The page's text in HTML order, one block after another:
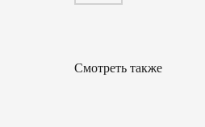
Смотреть также